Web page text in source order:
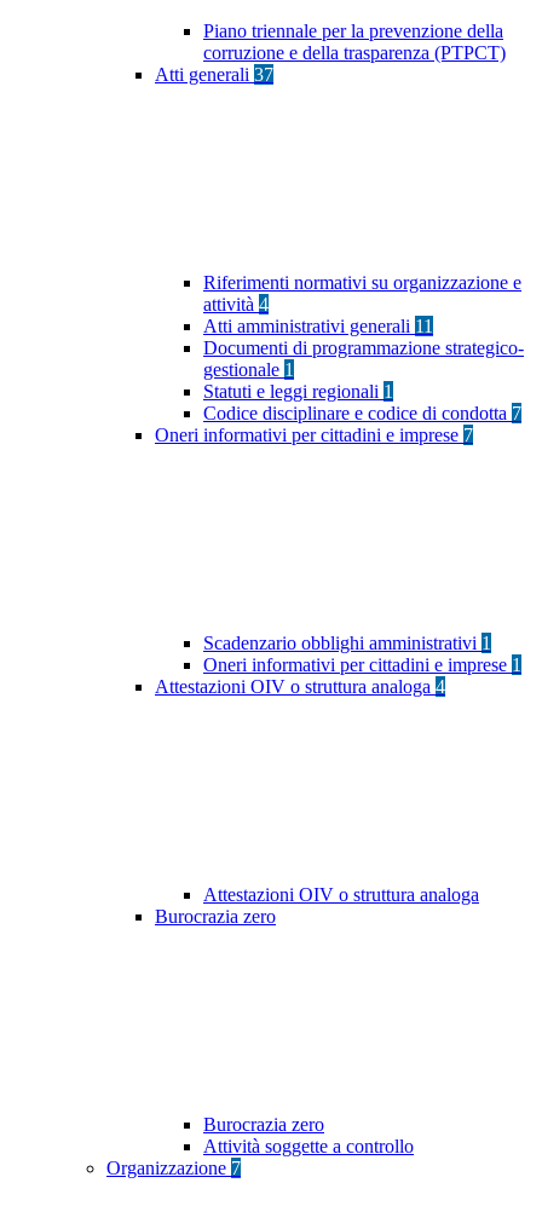
Piano triennale per la prevenzione della
corruzione e della trasparenza (PTPCT)
Atti generali 37
Riferimenti normativi su organizzazione e
attività 4
Atti amministrativi generali 11
Documenti di programmazione strategico-
gestionale 1
Statuti e leggi regionali 1
Codice disciplinare e codice di condotta 7
Oneri informativi per cittadini e imprese 7
Scadenzario obblighi amministrativi 1
Oneri informativi per cittadini e imprese 1
Attestazioni OIV o struttura analoga 4
Attestazioni OIV o struttura analoga
Burocrazia zero
Burocrazia zero
Attività soggette a controllo
Organizzazione 7